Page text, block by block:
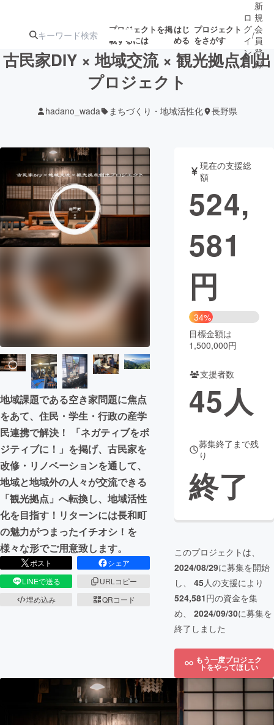
プロジェクトを掲
載するには
はじ
める
プロジェクト
をさがす
ターン
ジェクト
募集終了が近いプ
ロジェクト
されます
アート・写真 音楽
テクノロジー・ガジェット ゲーム・サ
映像・映画
まちづくり・地域活性化
CAMPFIRE for Social Good
CAMPFIRE Creation
CAMPFIREふるさと納税machi-ya コミュニティ
ロ
グ
イ
ン
/
新
規
会
員
登
録
古民家DIY × 地域交流 × 観光拠点創出
プロジェクト
hadano_wada まちづくり・地域活性化 長野県
地域課題である空き家問題に焦点
をあて、住民・学生・行政の産学
民連携で解決！ 「ネガティブをポ
ジティブに！」を掲げ、古民家を
改修・リノベーションを通して、
地域と地域外の人々が交流できる
「観光拠点」へ転換し、地域活性
化を目指す！リターンには長和町
の魅力がつまったイチオシ！を
様々な形でご用意致します。
ポスト
シェア
LINEで送る
URLコピー
埋め込み
QRコード
現在の支援総
額
524,
581
円
34%
目標金額は
1,500,000円
支援者数
45人
募集終了まで残
り
終了
このプロジェクトは、
2024/08/29に募集を開始
し、 45人の支援により
524,581円の資金を集
め、 2024/09/30に募集を
終了しました
もう一度プロジェク
トをやってほしい